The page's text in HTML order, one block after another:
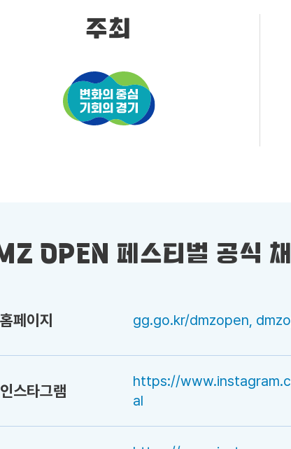
주최
OPEN 페스티벌 공식
페이지 gg.go.kr/dmzopen,
스타그램
https://
al